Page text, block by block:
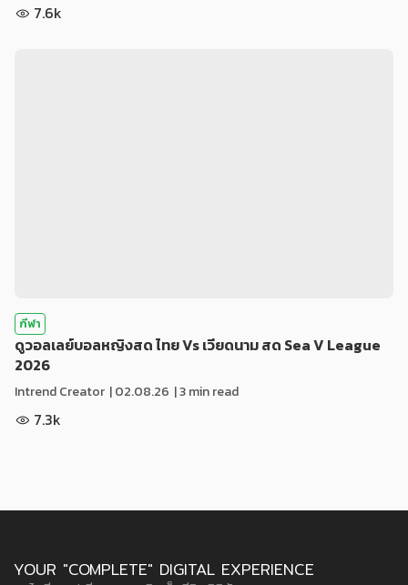
7.6k
กีฬา
ดูวอลเลย์บอลหญิงสด ไทย Vs เวียดนาม สด Sea V League
2026
Intrend Creator |02.08.26 | 3 min read
7.3k
YOUR "COMPLETE" DIGITAL EXPERIENCE